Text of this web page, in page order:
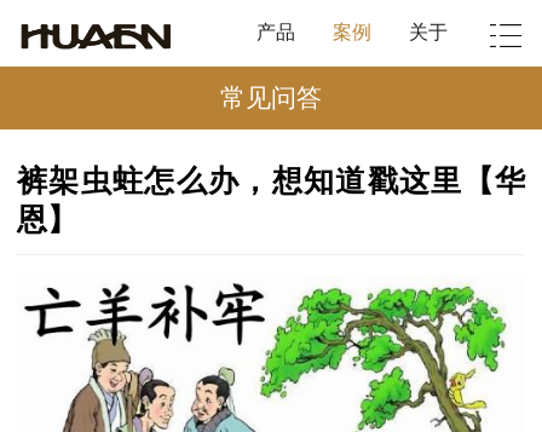
产品 案例 关于
常见问答
裤架虫蛀怎么办，想知道戳这里【华
恩】